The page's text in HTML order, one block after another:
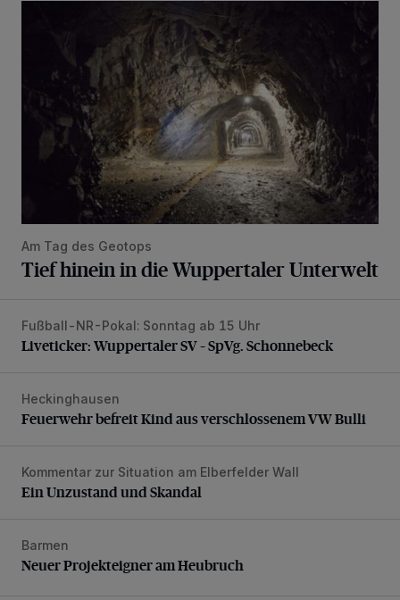
Am Tag des Geotops
Tief hinein in die Wuppertaler Unterwelt
Liveticker: Wuppertaler SV – SpVg. Schonnebeck
Fußball-NR-Pokal: Sonntag ab 15 Uhr
Liveticker: Wuppertaler SV – SpVg. Schonnebeck
Feuerwehr befreit Kind aus verschlossenem VW Bulli
Heckinghausen
Feuerwehr befreit Kind aus verschlossenem VW Bulli
Ein Unzustand und Skandal
Kommentar zur Situation am Elberfelder Wall
Ein Unzustand und Skandal
Neuer Projekteigner am Heubruch
Barmen
Neuer Projekteigner am Heubruch